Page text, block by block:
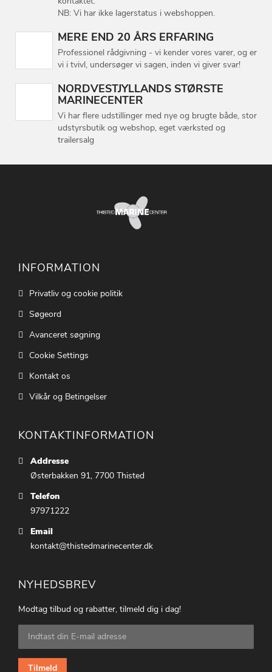
NB: Vi har ikke lagerstatus i webshoppen.
MERE END 20 ÅRS ERFARING
Professionel rådgivning - vi kender vores varer, og er
vi i tvivl, undersøger vi sagen, inden vi giver svar!
NORDVESTJYLLANDS STØRSTE
MARINECENTER
Vi har flere udstillinger med nye og brugte både, stor
udstyrsbutik og webshop, eget værksted og
trailersalg
INFORMATION
Privatliv og cookie politik
Søgeord
Avanceret søgning
Cookie Settings
Kontakt os
Vilkår og Betingelser
KONTAKTINFORMATION
Addresse
Østerbakken 91, 7700 Thisted
Telefon
97971222
Email
kontakt@thistedmarinecenter.dk
NYHEDSBREV
Modtag tilbud og rabatter, tilmeld dig i dag!
Tilmeld
dig
vores
nyhedsbrev:
Tilmeld